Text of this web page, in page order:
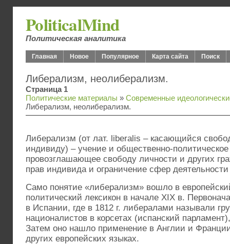
PoliticalMind
Политическая аналитика
Главная Новое Популярное Карта сайта Поиск
Либерализм, неолиберализм.
Страница 1
Политические материалы » Современные
Либерализм, неолиберализм.
Либерализм (от лат. liberalis – касающийся
индивиду) – учение и общественно-политическое
провозглашающее свободу личности и других
прав индивида и ограничение сфер деятельности
Само понятие «либерализм» вошло в
политический лексикон в начале XIX в.
в Испании, где в 1812 г. либералами называли
националистов в корсетах (испанский
Затем оно нашло применение в Англии и
других европейских языках.